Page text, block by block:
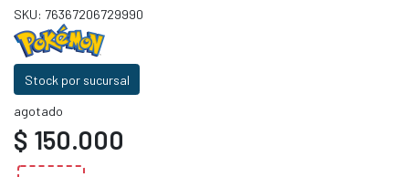
SKU: 76367206729990
Stock por sucursal
agotado
$ 150.000